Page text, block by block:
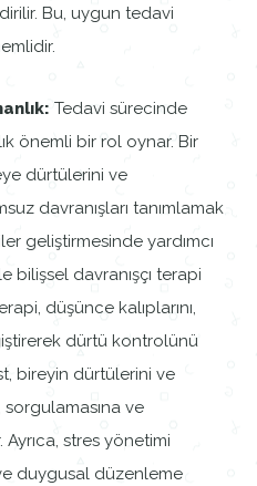
Bu, uygun tedavi
Tedavi sürecinde
önemli bir rol oynar. Bir
dürtülerini ve
davranışları tanımlamak
geliştirmesinde yardımcı
bilişsel davranışçı terapi
düşünce kalıplarını,
dürtü kontrolünü
bireyin dürtülerini ve
ve
Ayrıca, stres yönetimi
duygusal düzenleme